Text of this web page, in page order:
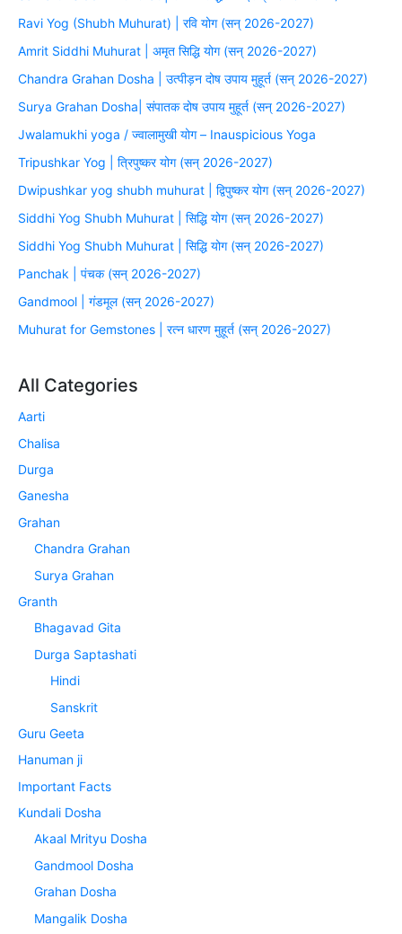
Ravi Yog (Shubh Muhurat) | रवि योग (सन् 2026-2027)
Amrit Siddhi Muhurat | अमृत सिद्धि योग (सन् 2026-2027)
Chandra Grahan Dosha | उत्पीड़न दोष उपाय मुहूर्त (सन् 2026-2027)
Surya Grahan Dosha| संपातक दोष उपाय मुहूर्त (सन् 2026-2027)
Jwalamukhi yoga / ज्वालामुखी योग – Inauspicious Yoga
Tripushkar Yog | त्रिपुष्कर योग (सन् 2026-2027)
Dwipushkar yog shubh muhurat | द्विपुष्कर योग (सन् 2026-2027)
Siddhi Yog Shubh Muhurat | सिद्धि योग (सन् 2026-2027)
Siddhi Yog Shubh Muhurat | सिद्धि योग (सन् 2026-2027)
Panchak | पंचक (सन् 2026-2027)
Gandmool | गंडमूल (सन् 2026-2027)
Muhurat for Gemstones | रत्न धारण मुहूर्त (सन् 2026-2027)
All Categories
Aarti
Chalisa
Durga
Ganesha
Grahan
Chandra Grahan
Surya Grahan
Granth
Bhagavad Gita
Durga Saptashati
Hindi
Sanskrit
Guru Geeta
Hanuman ji
Important Facts
Kundali Dosha
Akaal Mrityu Dosha
Gandmool Dosha
Grahan Dosha
Mangalik Dosha